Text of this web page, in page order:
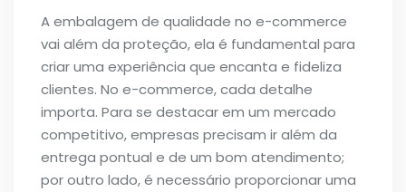
A embalagem de qualidade no e-commerce
vai além da proteção, ela é fundamental para
criar uma experiência que encanta e fideliza
clientes. No e-commerce, cada detalhe
importa. Para se destacar em um mercado
competitivo, empresas precisam ir além da
entrega pontual e de um bom atendimento;
por outro lado, é necessário proporcionar uma